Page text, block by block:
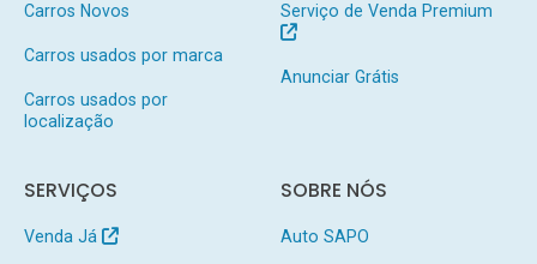
Carros Novos
Carros usados por marca
Carros usados por
localização
Serviço de Venda Premium
Anunciar Grátis
SERVIÇOS
Venda Já
SOBRE NÓS
Auto SAPO